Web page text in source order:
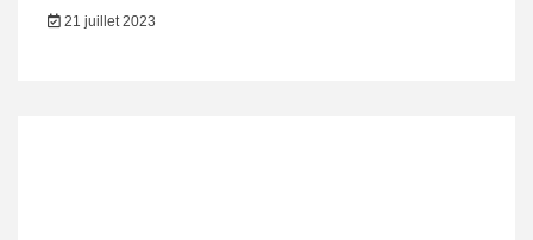
21 juillet 2023